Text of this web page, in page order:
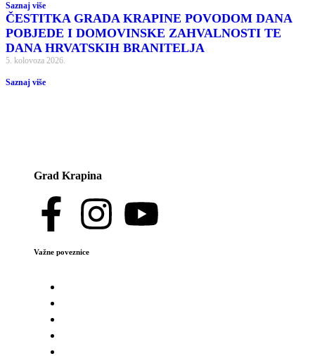
Saznaj više
ČESTITKA GRADA KRAPINE POVODOM DANA
POBJEDE I DOMOVINSKE ZAHVALNOSTI TE
DANA HRVATSKIH BRANITELJA
5. kolovoza 2026.
Saznaj više
Grad Krapina
Važne poveznice